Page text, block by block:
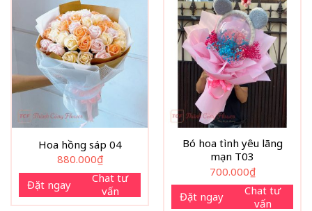
Hoa hồng sáp 04
880.000₫
Đặt ngay
Chat tư
vấn
Bó hoa tình yêu lãng
mạn T03
700.000₫
Đặt ngay
Chat tư
vấn